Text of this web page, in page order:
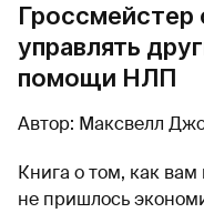
Гроссмейстер
управлять
помощи НЛП
Автор: Максвелл
Книга о том, как вам
не пришлось